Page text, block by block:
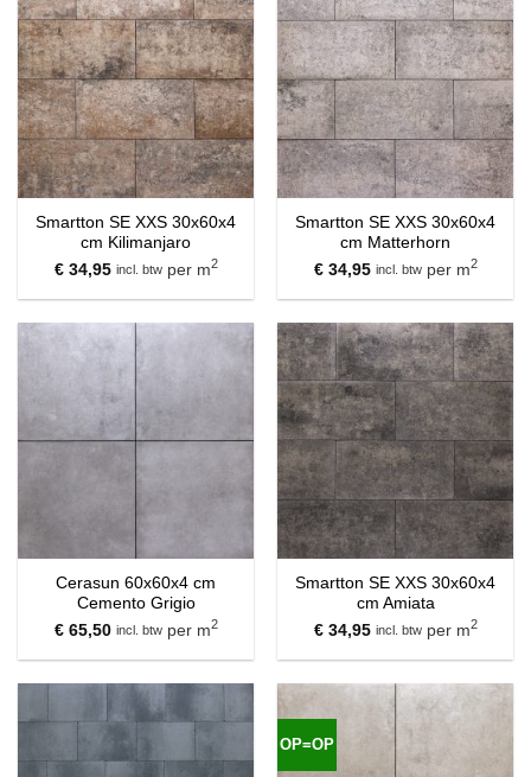
Smartton SE XXS 30x60x4
cm Kilimanjaro
€34,95 incl. btwper m2
Smartton SE XXS 30x60x4
cm Matterhorn
€34,95 incl. btwper m2
Cerasun 60x60x4 cm
Cemento Grigio
€65,50 incl. btwper m2
Smartton SE XXS 30x60x4
cm Amiata
€34,95 incl. btwper m2
OP=OP